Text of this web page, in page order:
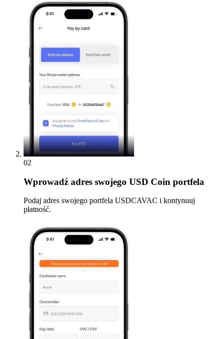
02
Wprowadź adres swojego USD Coin portfela
Podaj adres swojego portfela USDCAVAC i kontynuuj
płatność.